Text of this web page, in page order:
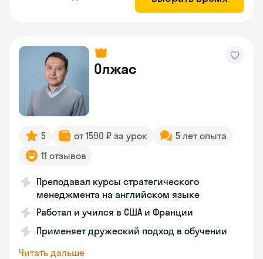
Олжас
5 от 1590 ₽ за урок
5 лет опыта
11 отзывов
Преподавал курсы стратегического
менеджмента на английском языке
Работал и учился в США и Франции
Применяет дружеский подход в обучении
Читать дальше